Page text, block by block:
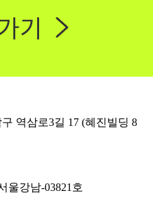
역삼로3길 17 (혜진빌딩 8
울강남-03821호